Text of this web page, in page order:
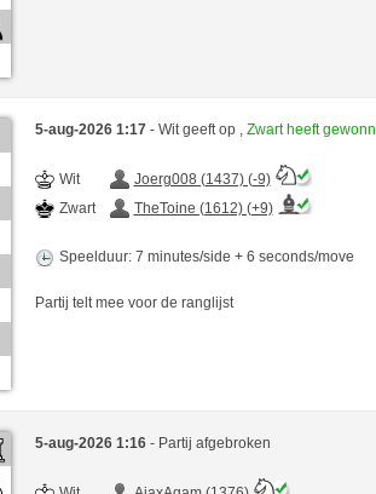
5-aug-2026 1:17 - Wit geeft op , Zwart heeft
Wit
Joerg008 (1437) (-9)
Zwart
TheToine (1612) (+9)
Speelduur: 7 minutes/side + 6 seconds/move
Partij telt mee voor de ranglijst
5-aug-2026 1:16 - Partij afgebroken